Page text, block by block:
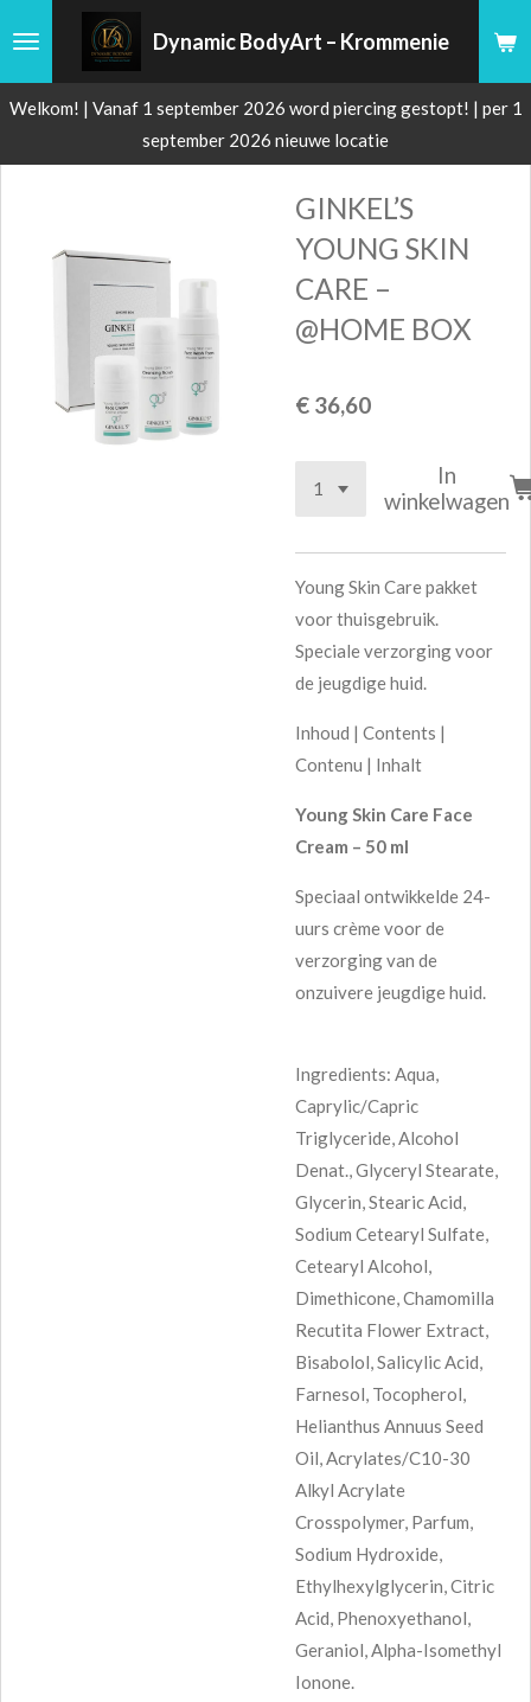
Dynamic BodyArt – Krommenie
Welkom! | Vanaf 1 september 2026 word piercing gestopt! | per 1
september 2026 nieuwe locatie
GINKEL’S
YOUNG SKIN
CARE –
@HOME BOX
€ 36,60
In
winkelwagen
Young Skin Care pakket
voor thuisgebruik.
Speciale verzorging voor
de jeugdige huid.
Inhoud | Contents |
Contenu | Inhalt
Young Skin Care Face
Cream – 50 ml
Speciaal ontwikkelde 24-
uurs crème voor de
verzorging van de
onzuivere jeugdige huid.
Ingredients: Aqua,
Caprylic/Capric
Triglyceride, Alcohol
Denat., Glyceryl Stearate,
Glycerin, Stearic Acid,
Sodium Cetearyl Sulfate,
Cetearyl Alcohol,
Dimethicone, Chamomilla
Recutita Flower Extract,
Bisabolol, Salicylic Acid,
Farnesol, Tocopherol,
Helianthus Annuus Seed
Oil, Acrylates/C10-30
Alkyl Acrylate
Crosspolymer, Parfum,
Sodium Hydroxide,
Ethylhexylglycerin, Citric
Acid, Phenoxyethanol,
Geraniol, Alpha-Isomethyl
Ionone.